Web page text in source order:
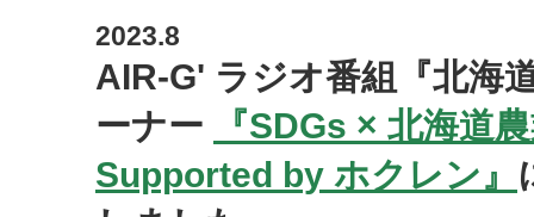
2023.8
AIR-G' ラジオ番組『北海
ーナー
『SDGs × 北海道
Supported by ホクレン』